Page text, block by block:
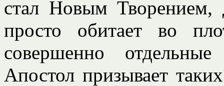
стал Новым Творением,
просто обитает во
совершенно
Апостол призывает